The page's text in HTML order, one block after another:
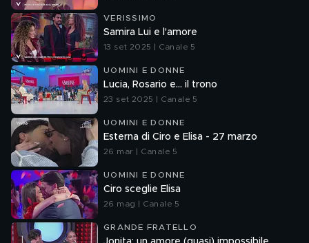
VERISSIMO
Samira Lui e l'amore
13 set 2025 | Canale 5
UOMINI E DONNE
Lucia, Rosario e... il trono
23 set 2025 | Canale 5
UOMINI E DONNE
Esterna di Ciro e Elisa - 27 marzo
26 mar | Canale 5
UOMINI E DONNE
Ciro sceglie Elisa
26 mag | Canale 5
GRANDE FRATELLO